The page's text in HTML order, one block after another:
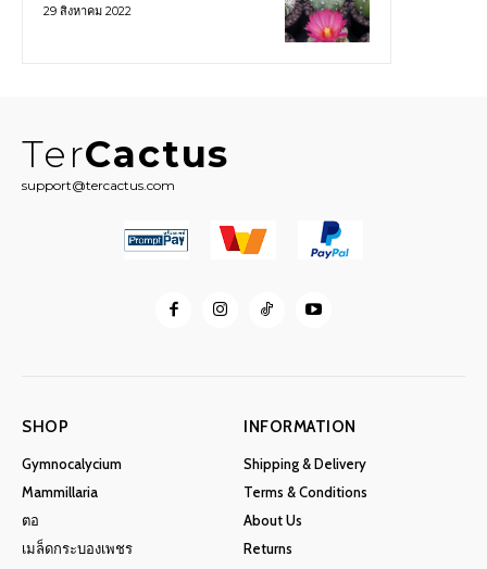
29 สิงหาคม 2022
TerCactus
support@tercactus.com
SHOP
Gymnocalycium
Mammillaria
ตอ
เมล็ดกระบองเพชร
INFORMATION
Shipping & Delivery
Terms & Conditions
About Us
Returns